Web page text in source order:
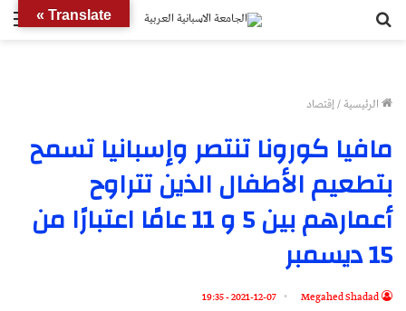
الرئيسية/إقتصاد
مافيا كورونا تنتصر وإسبانيا تسمح
بتطعيم الأطفال الذين تتراوح
أعمارهم بين 5 و 11 عامًا اعتبارًا من
15 ديسمبر
Megahed Shadad
2021-12-07 - 19:35
Translate »